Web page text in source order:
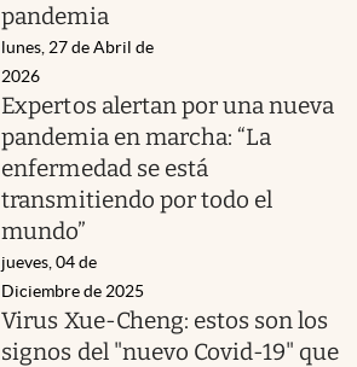
pandemia
lunes, 27 de Abril de
2026
Expertos alertan por una nueva
pandemia en marcha: “La
enfermedad se está
transmitiendo por todo el
mundo”
jueves, 04 de
Diciembre de 2025
Virus Xue-Cheng: estos son los
signos del "nuevo Covid-19" que